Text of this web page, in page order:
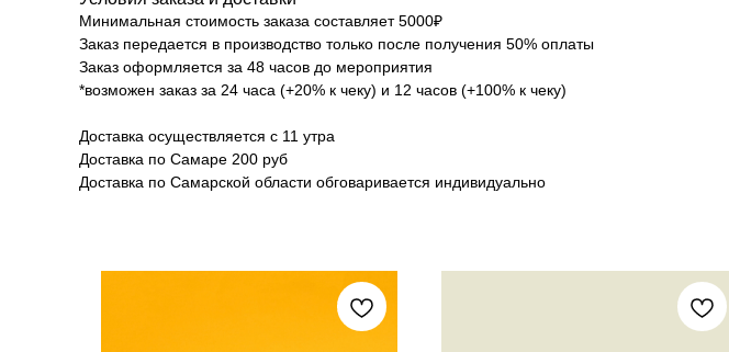
Минимальная стоимость заказа составляет 5000₽
Заказ передается в производство только после получения 50% оплаты
Заказ оформляется за 48 часов до мероприятия
*возможен заказ за 24 часа (+20% к чеку) и 12 часов (+100% к чеку)
Доставка осуществляется с 11 утра
Доставка по Самаре 200 руб
Доставка по Самарской области обговаривается индивидуально